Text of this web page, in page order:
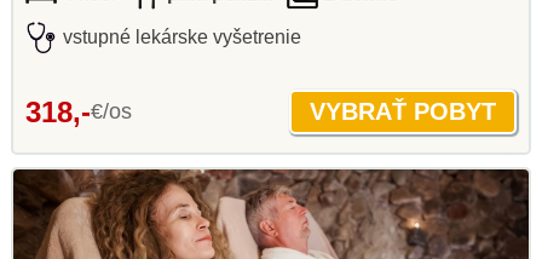
vstupné lekárske vyšetrenie
318,-€/os